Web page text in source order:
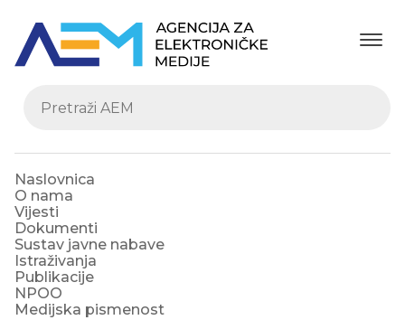
Naslovnica
O nama
Vijesti
Dokumenti
Sustav javne nabave
Istraživanja
Publikacije
NPOO
Medijska pismenost